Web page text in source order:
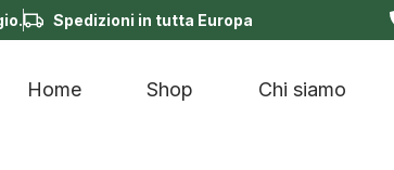
Spedizioni in tutta Europa
Home Shop Chi siamo